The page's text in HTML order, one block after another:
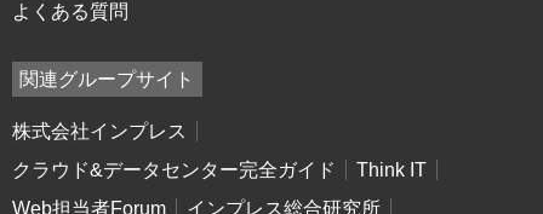
よくある質問
関連グループサイト
株式会社インプレス
クラウド&データセンター完全ガイド
Think IT
Web担当者Forum
インプレス総合研究所